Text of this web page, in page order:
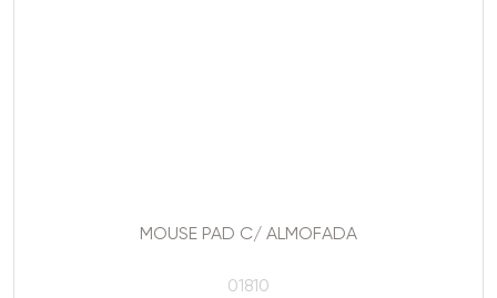
MOUSE PAD C/ ALMOFADA
01810